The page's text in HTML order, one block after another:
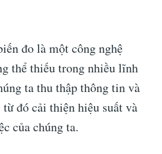
đo là một công nghệ
thể thiếu trong nhiều lĩnh
ta thu thập thông tin và
đó cải thiện hiệu suất và
của chúng ta.